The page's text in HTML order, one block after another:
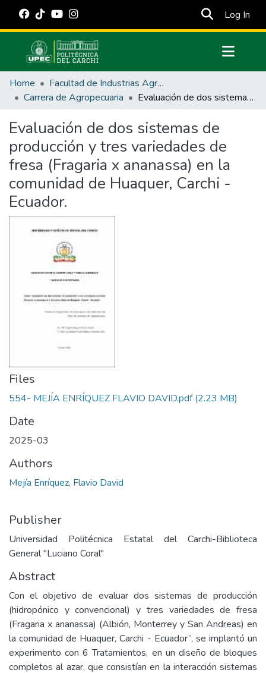
Log In
Communities & Collections
All of DSpace
Estadísticas Externas
Manuales
Home
Facultad de Industrias Agropecuarias y Ciencias Ambientales
Carrera de Agropecuaria
Evaluación de dos sistemas de producción y tres variedades de fresa (Fragaria x ananassa) en la comunidad de Huaquer, Carchi - Ecuador.
Evaluación de dos sistemas de
producción y tres variedades de
fresa (Fragaria x ananassa) en la
comunidad de Huaquer, Carchi -
Ecuador.
Files
554- MEJÍA ENRÍQUEZ FLAVIO DAVID.pdf(2.23 MB)
Date
2025-03
Authors
Mejía Enríquez, Flavio David
Publisher
Universidad Politécnica Estatal del Carchi-Biblioteca
General "Luciano Coral"
Abstract
Con el objetivo de evaluar dos sistemas de producción
(hidropónico y convencional) y tres variedades de fresa
(Fragaria x ananassa) (Albión, Monterrey y San Andreas) en
la comunidad de Huaquer, Carchi - Ecuador”, se implantó un
experimento con 6 Tratamientos, en un diseño de bloques
completos al azar, que consistían en la interacción sistemas